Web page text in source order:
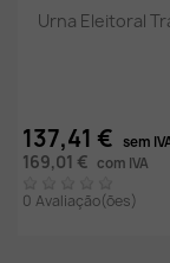
Urna Eleitoral
137,41 € sem
169,01 € com IVA
0 Avaliação(ões)